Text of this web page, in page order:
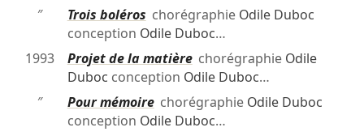
″
Trois boléros chorégraphie Odile Duboc
conception Odile Duboc…
1993
Projet de la matièrechorégraphie Odile
Duboc conception Odile Duboc…
″
Pour mémoirechorégraphie Odile Duboc
conception Odile Duboc…